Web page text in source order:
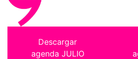
Descargar
agenda JULIO